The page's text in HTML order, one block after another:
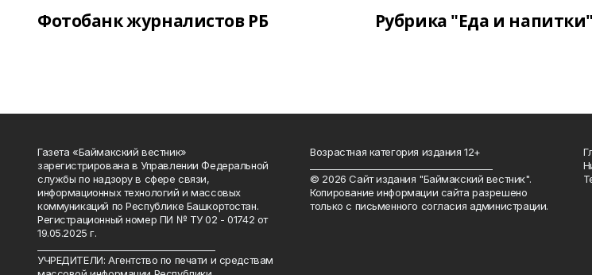
Фотобанк журналистов РБ Рубрика "Еда и напитки"
Газета «Баймакский вестник»
зарегистрирована в Управлении Федеральной
службы по надзору в сфере связи,
информационных технологий и массовых
коммуникаций по Республике Башкортостан.
Регистрационный номер ПИ № ТУ 02 - 01742 от
19.05.2025 г.
УЧРЕДИТЕЛИ: Агентство по печати и средствам
Возрастная категория издания 12+
© 2026 Сайт издания "Баймакский вестник".
Копирование информации сайта разрешено
только с письменного согласия администрации.